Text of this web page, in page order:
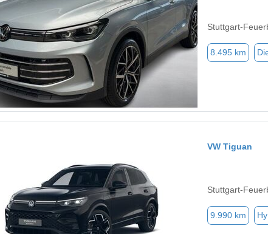
Stuttgart-
8.495 km
VW Tiguan
Stuttgart-
9.990 km